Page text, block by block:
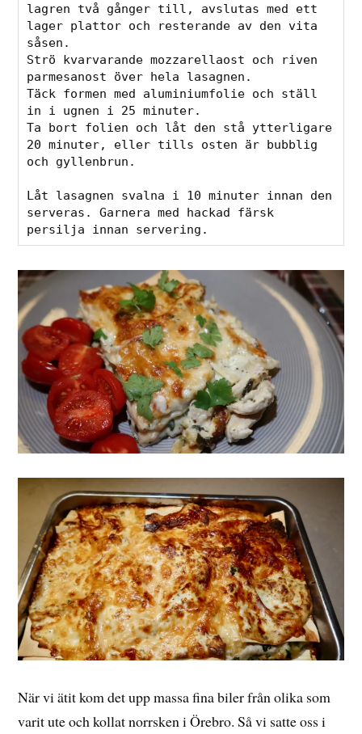
lagren två gånger till, avslutas med ett
lager plattor och resterande av den vita
såsen.
Strö kvarvarande mozzarellaost och riven
parmesanost över hela lasagnen.
Täck formen med aluminiumfolie och ställ
in i ugnen i 25 minuter.
Ta bort folien och låt den stå ytterligare
20 minuter, eller tills osten är bubblig
och gyllenbrun.
Låt lasagnen svalna i 10 minuter innan den
serveras. Garnera med hackad färsk
persilja innan servering.
När vi ätit kom det upp massa fina biler från olika som
varit ute och kollat norrsken i Örebro. Så vi satte oss i